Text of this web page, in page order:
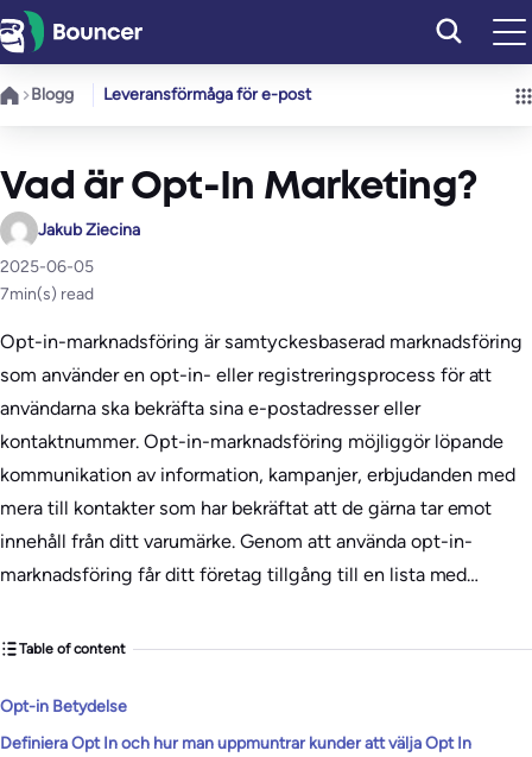
Hoppa
till
innehåll
Blogg Leveransförmåga för e-post
Vad är Opt-In Marketing?
Jakub Ziecina
2025-06-05
7min(s) read
Opt-in-marknadsföring är samtyckesbaserad marknadsföring
som använder en opt-in- eller registreringsprocess för att
användarna ska bekräfta sina e-postadresser eller
kontaktnummer. Opt-in-marknadsföring möjliggör löpande
kommunikation av information, kampanjer, erbjudanden med
mera till kontakter som har bekräftat att de gärna tar emot
innehåll från ditt varumärke. Genom att använda opt-in-
marknadsföring får ditt företag tillgång till en lista med…
Table of content
Opt-in Betydelse
Definiera Opt In och hur man uppmuntrar kunder att välja Opt In